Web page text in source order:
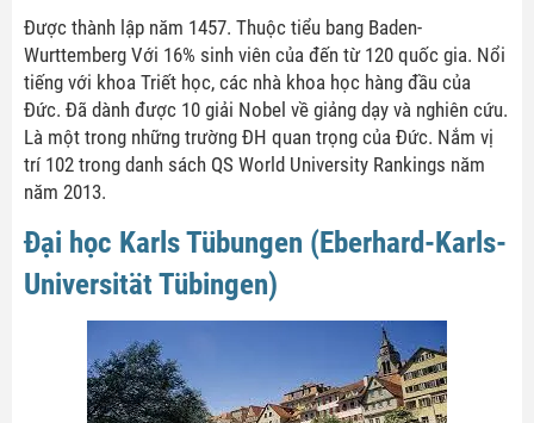
Được thành lập năm 1457. Thuộc tiểu bang Baden-
Wurttemberg Với 16% sinh viên của đến từ 120 quốc gia. Nổi
tiếng với khoa Triết học, các nhà khoa học hàng đầu của
Đức. Đã dành được 10 giải Nobel về giảng dạy và nghiên cứu.
Là một trong những trường ĐH quan trọng của Đức. Nắm vị
trí 102 trong danh sách QS World University Rankings năm
năm 2013.
Đại học Karls Tübungen (Eberhard-Karls-
Universität Tübingen)